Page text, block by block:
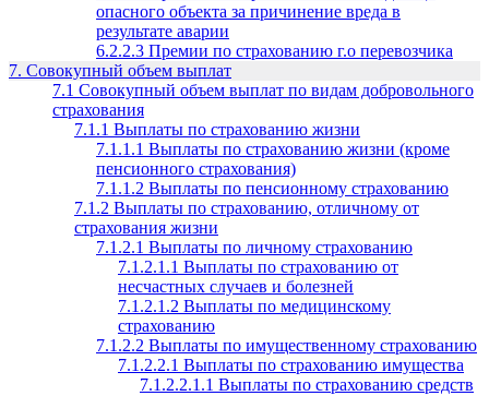
опасного объекта за причинение вреда в
результате аварии
6.2.2.3 Премии по страхованию г.о перевозчика
7. Совокупный объем выплат
7.1 Совокупный объем выплат по видам добровольного
страхования
7.1.1 Выплаты по страхованию жизни
7.1.1.1 Выплаты по страхованию жизни (кроме
пенсионного страхования)
7.1.1.2 Выплаты по пенсионному страхованию
7.1.2 Выплаты по страхованию, отличному от
страхования жизни
7.1.2.1 Выплаты по личному страхованию
7.1.2.1.1 Выплаты по страхованию от
несчастных случаев и болезней
7.1.2.1.2 Выплаты по медицинскому
страхованию
7.1.2.2 Выплаты по имущественному страхованию
7.1.2.2.1 Выплаты по страхованию имущества
7.1.2.2.1.1 Выплаты по страхованию средств